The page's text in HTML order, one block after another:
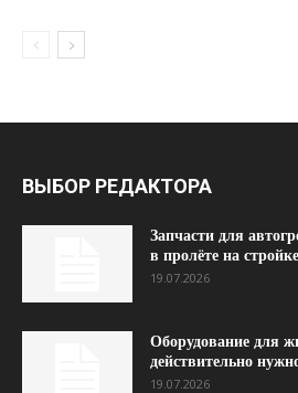
ВЫБОР РЕДАКТОРА
Запчасти для
в пролёте на стройке
19.07.2026
Оборудование для
действительно
19.07.2026